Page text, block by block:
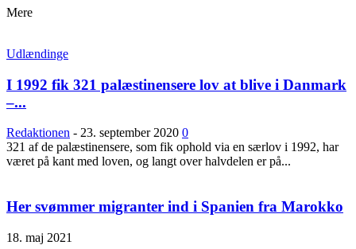
Mere
Udlændinge
I 1992 fik 321 palæstinensere lov at blive i Danmark
–...
Redaktionen - 23. september 2020 0
321 af de palæstinensere, som fik ophold via en særlov i 1992, har
været på kant med loven, og langt over halvdelen er på...
Her svømmer migranter ind i Spanien fra Marokko
18. maj 2021